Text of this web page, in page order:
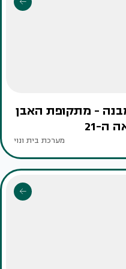
- מתקופת האבן
ה-21
מערכת בית ונוי